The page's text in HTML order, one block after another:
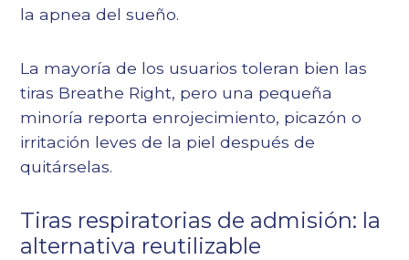
la apnea del sueño.
La mayoría de los usuarios toleran bien las
tiras Breathe Right, pero una pequeña
minoría reporta enrojecimiento, picazón o
irritación leves de la piel después de
quitárselas.
Tiras respiratorias de admisión: la
alternativa reutilizable